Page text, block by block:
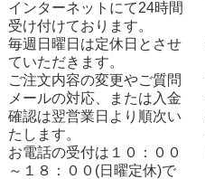
インターネットにて24時間
受け付けております。
毎週日曜日は定休日とさせ
ていただきます。
ご注文内容の変更やご質問
メールの対応、または入金
確認は翌営業日より順次い
たします。
お電話の受付は１０：００
～１８：００(日曜定休)で